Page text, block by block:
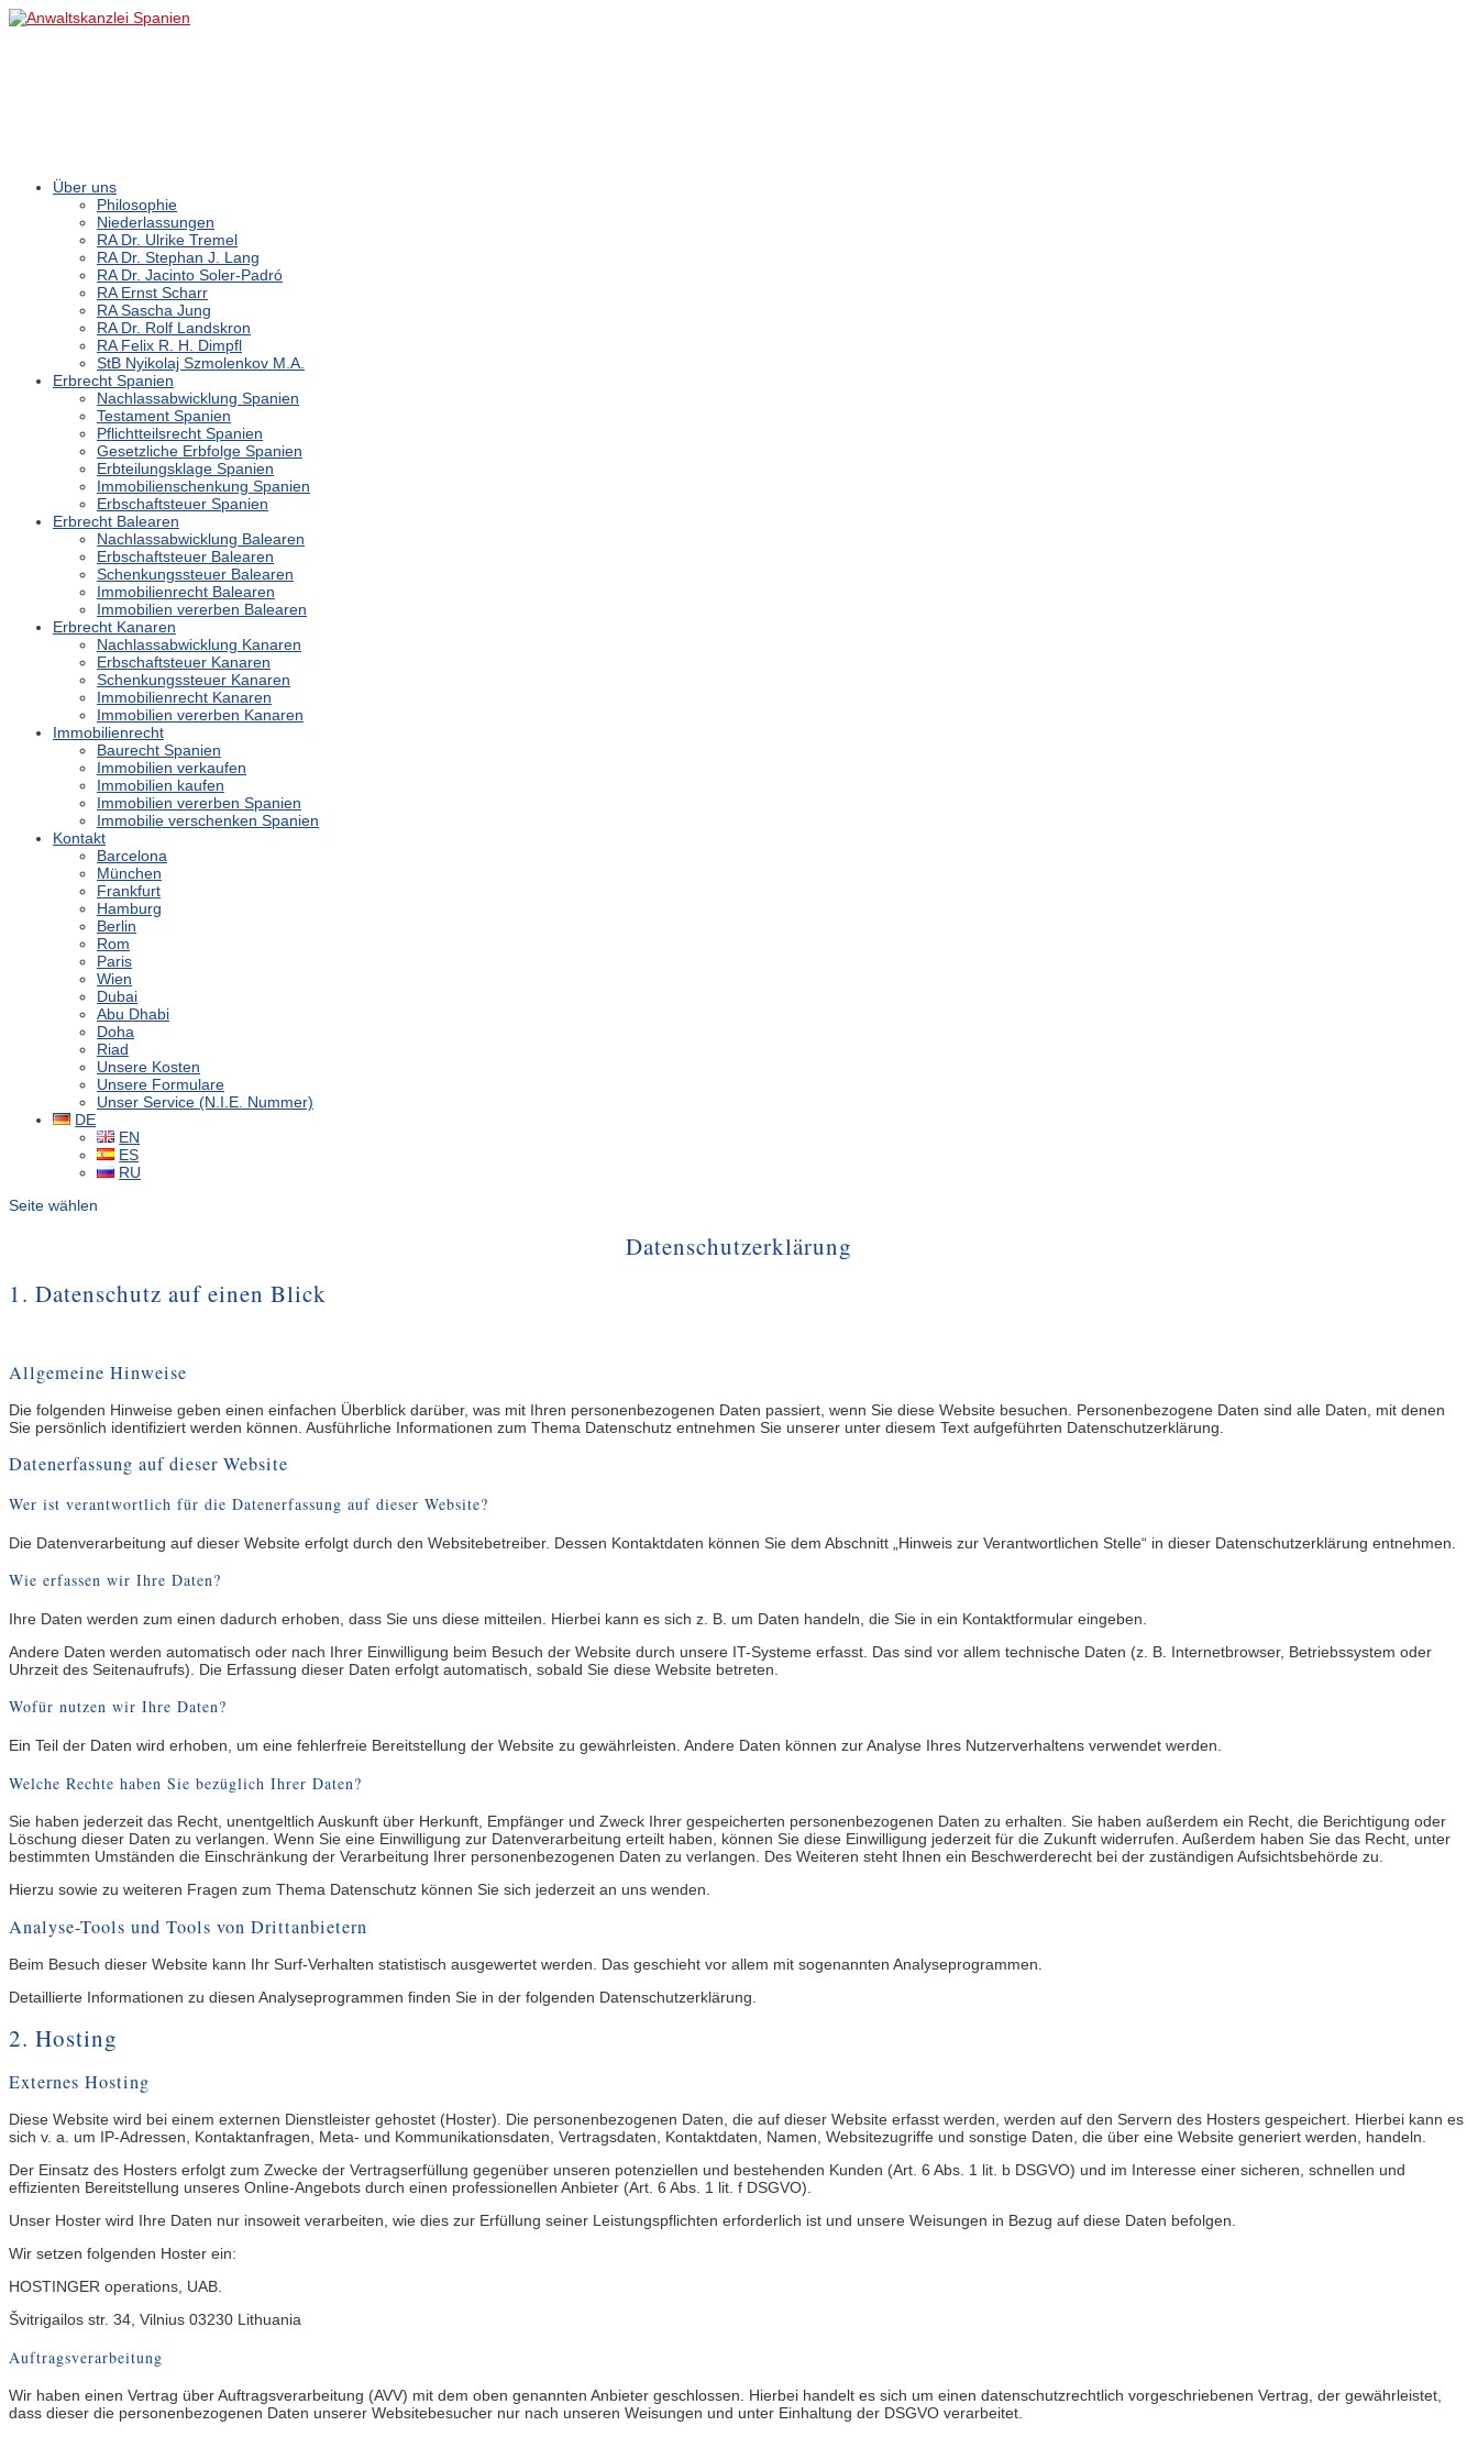
Über uns
Philosophie
Niederlassungen
RA Dr. Ulrike Tremel
RA Dr. Stephan J. Lang
RA Dr. Jacinto Soler-Padró
RA Ernst Scharr
RA Sascha Jung
RA Dr. Rolf Landskron
RA Felix R. H. Dimpfl
StB Nyikolaj Szmolenkov M.A.
Erbrecht Spanien
Nachlassabwicklung Spanien
Testament Spanien
Pflichtteilsrecht Spanien
Gesetzliche Erbfolge Spanien
Erbteilungsklage Spanien
Immobilienschenkung Spanien
Erbschaftsteuer Spanien
Erbrecht Balearen
Nachlassabwicklung Balearen
Erbschaftsteuer Balearen
Schenkungssteuer Balearen
Immobilienrecht Balearen
Immobilien vererben Balearen
Erbrecht Kanaren
Nachlassabwicklung Kanaren
Erbschaftsteuer Kanaren
Schenkungssteuer Kanaren
Immobilienrecht Kanaren
Immobilien vererben Kanaren
Immobilienrecht
Baurecht Spanien
Immobilien verkaufen
Immobilien kaufen
Immobilien vererben Spanien
Immobilie verschenken Spanien
Kontakt
Barcelona
München
Frankfurt
Hamburg
Berlin
Rom
Paris
Wien
Dubai
Abu Dhabi
Doha
Riad
Unsere Kosten
Unsere Formulare
Unser Service (N.I.E. Nummer)
DE
EN
ES
RU
Seite wählen
Datenschutzerklärung
1. Datenschutz auf einen Blick
Allgemeine Hinweise
Die folgenden Hinweise geben einen einfachen Überblick darüber, was mit Ihren personenbezogenen Daten passiert, wenn Sie diese Website besuchen. Personenbezogene Daten sind alle Daten, mit denen
Sie persönlich identifiziert werden können. Ausführliche Informationen zum Thema Datenschutz entnehmen Sie unserer unter diesem Text aufgeführten Datenschutzerklärung.
Datenerfassung auf dieser Website
Wer ist verantwortlich für die Datenerfassung auf dieser Website?
Die Datenverarbeitung auf dieser Website erfolgt durch den Websitebetreiber. Dessen Kontaktdaten können Sie dem Abschnitt „Hinweis zur Verantwortlichen Stelle“ in dieser Datenschutzerklärung entnehmen.
Wie erfassen wir Ihre Daten?
Ihre Daten werden zum einen dadurch erhoben, dass Sie uns diese mitteilen. Hierbei kann es sich z. B. um Daten handeln, die Sie in ein Kontaktformular eingeben.
Andere Daten werden automatisch oder nach Ihrer Einwilligung beim Besuch der Website durch unsere IT-Systeme erfasst. Das sind vor allem technische Daten (z. B. Internetbrowser, Betriebssystem oder
Uhrzeit des Seitenaufrufs). Die Erfassung dieser Daten erfolgt automatisch, sobald Sie diese Website betreten.
Wofür nutzen wir Ihre Daten?
Ein Teil der Daten wird erhoben, um eine fehlerfreie Bereitstellung der Website zu gewährleisten. Andere Daten können zur Analyse Ihres Nutzerverhaltens verwendet werden.
Welche Rechte haben Sie bezüglich Ihrer Daten?
Sie haben jederzeit das Recht, unentgeltlich Auskunft über Herkunft, Empfänger und Zweck Ihrer gespeicherten personenbezogenen Daten zu erhalten. Sie haben außerdem ein Recht, die Berichtigung oder
Löschung dieser Daten zu verlangen. Wenn Sie eine Einwilligung zur Datenverarbeitung erteilt haben, können Sie diese Einwilligung jederzeit für die Zukunft widerrufen. Außerdem haben Sie das Recht, unter
bestimmten Umständen die Einschränkung der Verarbeitung Ihrer personenbezogenen Daten zu verlangen. Des Weiteren steht Ihnen ein Beschwerderecht bei der zuständigen Aufsichtsbehörde zu.
Hierzu sowie zu weiteren Fragen zum Thema Datenschutz können Sie sich jederzeit an uns wenden.
Analyse-Tools und Tools von Dritt­anbietern
Beim Besuch dieser Website kann Ihr Surf-Verhalten statistisch ausgewertet werden. Das geschieht vor allem mit sogenannten Analyseprogrammen.
Detaillierte Informationen zu diesen Analyseprogrammen finden Sie in der folgenden Datenschutzerklärung.
2. Hosting
Externes Hosting
Diese Website wird bei einem externen Dienstleister gehostet (Hoster). Die personenbezogenen Daten, die auf dieser Website erfasst werden, werden auf den Servern des Hosters gespeichert. Hierbei kann es
sich v. a. um IP-Adressen, Kontaktanfragen, Meta- und Kommunikationsdaten, Vertragsdaten, Kontaktdaten, Namen, Websitezugriffe und sonstige Daten, die über eine Website generiert werden, handeln.
Der Einsatz des Hosters erfolgt zum Zwecke der Vertragserfüllung gegenüber unseren potenziellen und bestehenden Kunden (Art. 6 Abs. 1 lit. b DSGVO) und im Interesse einer sicheren, schnellen und
effizienten Bereitstellung unseres Online-Angebots durch einen professionellen Anbieter (Art. 6 Abs. 1 lit. f DSGVO).
Unser Hoster wird Ihre Daten nur insoweit verarbeiten, wie dies zur Erfüllung seiner Leistungspflichten erforderlich ist und unsere Weisungen in Bezug auf diese Daten befolgen.
Wir setzen folgenden Hoster ein:
HOSTINGER operations, UAB.
Švitrigailos str. 34, Vilnius 03230 Lithuania
Auftragsverarbeitung
Wir haben einen Vertrag über Auftragsverarbeitung (AVV) mit dem oben genannten Anbieter geschlossen. Hierbei handelt es sich um einen datenschutzrechtlich vorgeschriebenen Vertrag, der gewährleistet,
dass dieser die personenbezogenen Daten unserer Websitebesucher nur nach unseren Weisungen und unter Einhaltung der DSGVO verarbeitet.